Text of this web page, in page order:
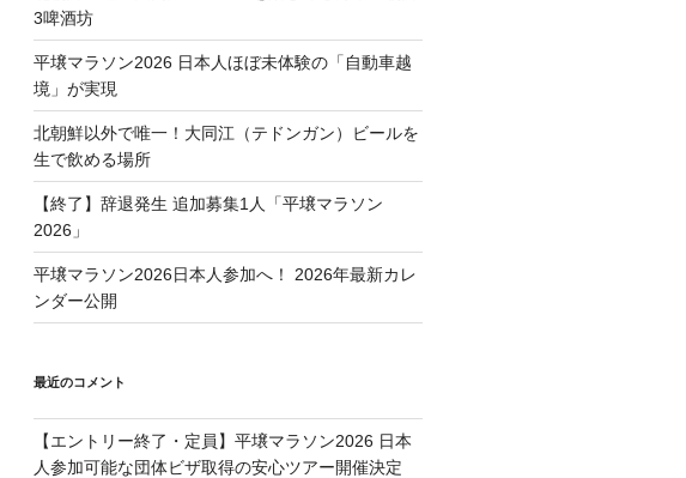
3啤酒坊
平壌マラソン2026 日本人ほぼ未体験の「自動車越
境」が実現
北朝鮮以外で唯一！大同江（テドンガン）ビールを
生で飲める場所
【終了】辞退発生 追加募集1人「平壌マラソン
2026」
平壌マラソン2026日本人参加へ！ 2026年最新カレ
ンダー公開
最近のコメント
【エントリー終了・定員】平壌マラソン2026 日本
人参加可能な団体ビザ取得の安心ツアー開催決定